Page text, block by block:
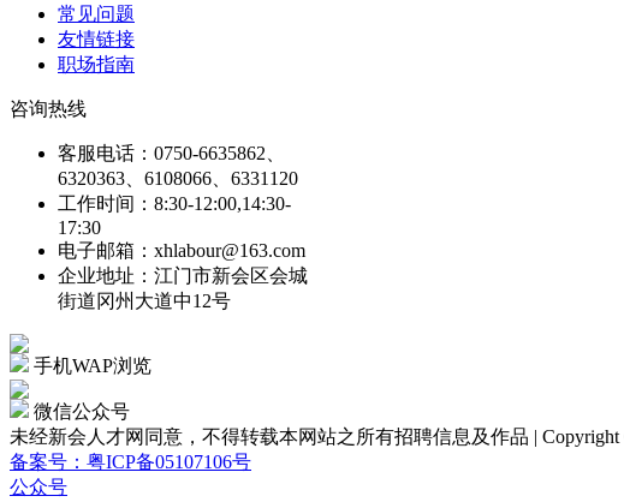
常见问题
友情链接
职场指南
咨询热线
客服电话：0750-6635862、
6320363、6108066、6331120
工作时间：8:30-12:00,14:30-
17:30
电子邮箱：xhlabour@163.com
企业地址：江门市新会区会城
街道冈州大道中12号
手机WAP浏览
微信公众号
未经新会人才网同意，不得转载本网站之所有招聘信息及作品 |
备案号：粤ICP备05107106号
公众号